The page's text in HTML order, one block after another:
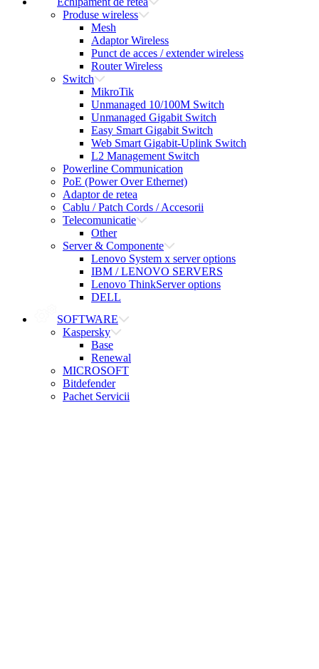
Produse wireless
Mesh
Adaptor Wireless
Punct de acces / extender wireless
Router Wireless
Switch
MikroTik
Unmanaged 10/100M Switch
Unmanaged Gigabit Switch
Easy Smart Gigabit Switch
Web Smart Gigabit-Uplink Switch
L2 Management Switch
Powerline Communication
PoE (Power Over Ethernet)
Adaptor de retea
Cablu / Patch Cords / Accesorii
Telecomunicatie
Other
Server & Componente
Lenovo System x server options
IBM / LENOVO SERVERS
Lenovo ThinkServer options
DELL
SOFTWARE
Kaspersky
Base
Renewal
MICROSOFT
Bitdefender
Pachet Servicii